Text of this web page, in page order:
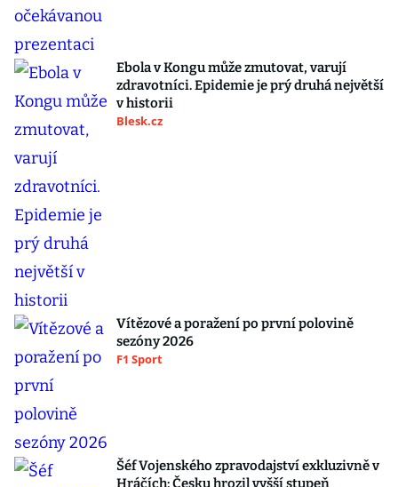
Ebola v Kongu může zmutovat, varují
zdravotníci. Epidemie je prý druhá největší
v historii
Blesk.cz
Vítězové a poražení po první polovině
sezóny 2026
F1 Sport
Šéf Vojenského zpravodajství exkluzivně v
Hráčích: Česku hrozil vyšší stupeň